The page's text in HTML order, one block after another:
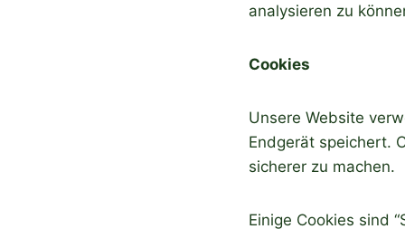
analysieren zu
Cookies
Unsere Website
Endgerät speichert.
sicherer zu machen.
Einige Cookies sind